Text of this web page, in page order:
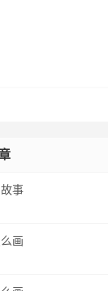
事
画